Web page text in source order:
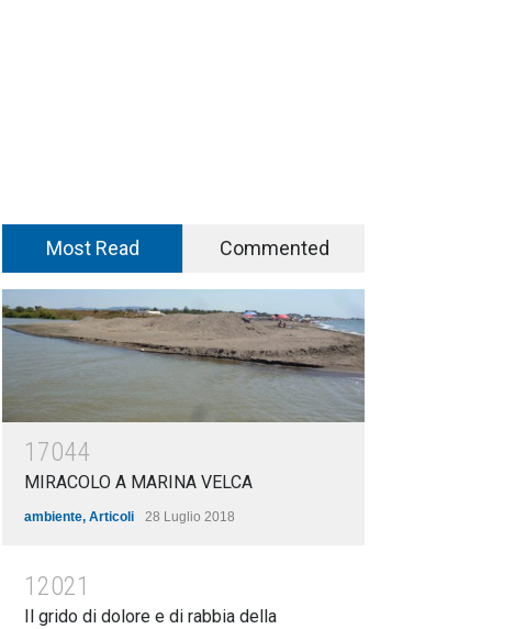
Most Read Commented
17044
MIRACOLO A MARINA VELCA
ambiente, Articoli 28 Luglio 2018
12021
Il grido di dolore e di rabbia della